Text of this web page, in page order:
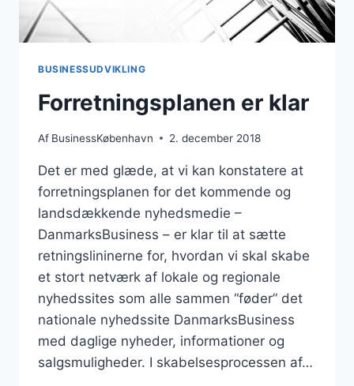
BUSINESSUDVIKLING
Forretningsplanen er klar
Af BusinessKøbenhavn 2. december 2018
Det er med glæde, at vi kan konstatere at
forretningsplanen for det kommende og
landsdækkende nyhedsmedie –
DanmarksBusiness – er klar til at sætte
retningslininerne for, hvordan vi skal skabe
et stort netværk af lokale og regionale
nyhedssites som alle sammen “føder” det
nationale nyhedssite DanmarksBusiness
med daglige nyheder, informationer og
salgsmuligheder. I skabelsesprocessen af…